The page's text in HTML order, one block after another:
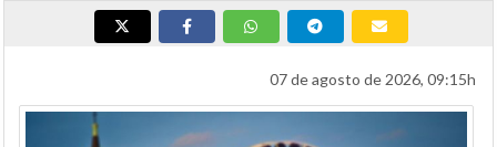
07 de agosto de 2026, 09:15h